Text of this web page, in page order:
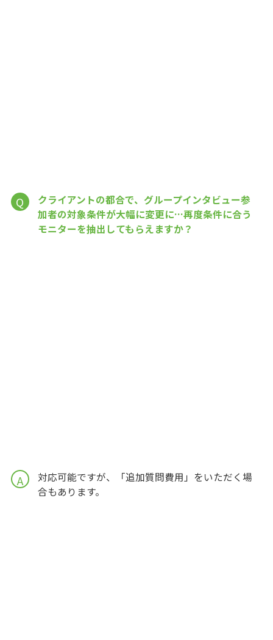
Q
クライアントの都合で、グループインタビュー参
加者の対象条件が大幅に変更に…再度条件に合う
モニターを抽出してもらえますか？
A
対応可能ですが、「追加質問費用」をいただく場
合もあります。